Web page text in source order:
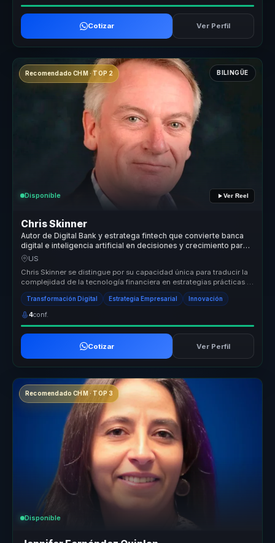
Cotizar Ver Perfil
Recomendado CHM · TOP 2 BILINGÜE
Disponible Ver Reel
Chris Skinner
Autor de Digital Bank y estratega fintech que convierte banca
digital e inteligencia artificial en decisiones y crecimiento para
empresas.
US
Chris Skinner se distingue por su capacidad única para traducir la
complejidad de la tecnología financiera en estrategias prácticas y
efe...
Transformación Digital Estrategia Empresarial Innovación
4conf.
Cotizar Ver Perfil
Recomendado CHM · TOP 3
Disponible